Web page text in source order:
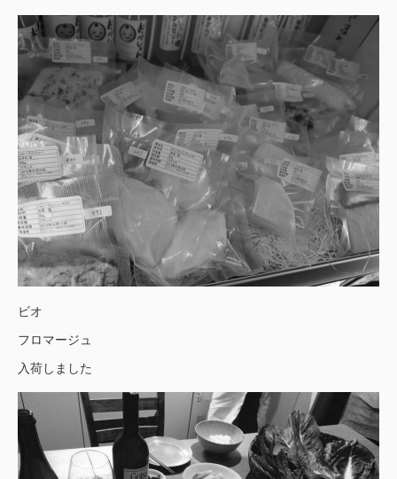
ビオ
フロマージュ
入荷しました